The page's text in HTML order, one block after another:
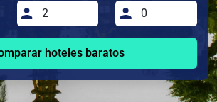
hoteles baratos